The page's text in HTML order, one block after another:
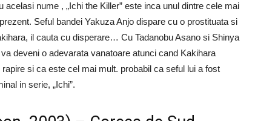
nume , „Ichi the Killer” este inca unul dintre cele mai
Seful bandei Yakuza Anjo dispare cu o prostituata si
il cauta cu disperare… Cu Tadanobu Asano si Shinya
deveni o adevarata vanatoare atunci cand Kakihara
si ca este cel mai mult. probabil ca seful lui a fost
in serie, „Ichi”.